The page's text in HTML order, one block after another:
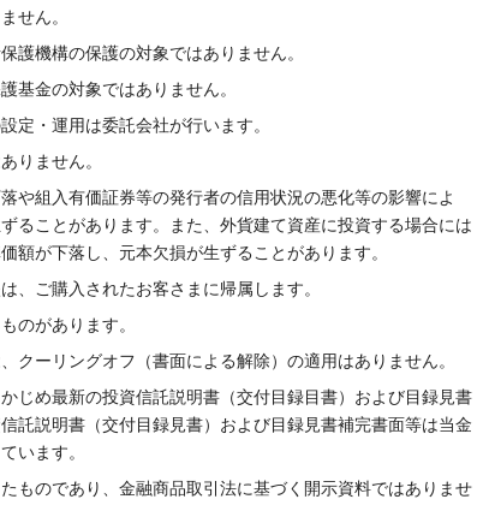
せん。
護機構の保護の対象ではありません。
基金の対象ではありません。
定・運用は委託会社が行います。
りません。
や組入有価証券等の発行者の信用状況の悪化等の影響によ
ることがあります。また、外貨建て資産に投資する場合には
額が下落し、元本欠損が生ずることがあります。
、ご購入されたお客さまに帰属します。
のがあります。
クーリングオフ（書面による解除）の適用はありません。
じめ最新の投資信託説明書（交付目録目書）および目録見書
託説明書（交付目録見書）および目録見書補完書面等は当金
います。
ものであり、金融商品取引法に基づく開示資料ではありませ